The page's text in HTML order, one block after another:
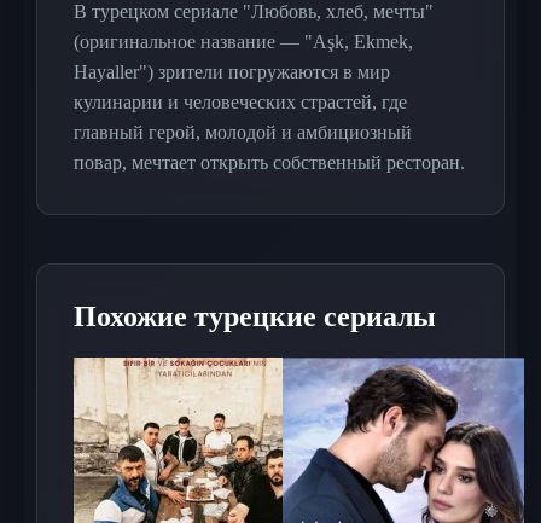
В турецком сериале "Любовь, хлеб, мечты"
(оригинальное название — "Aşk, Ekmek,
Hayaller") зрители погружаются в мир
кулинарии и человеческих страстей, где
главный герой, молодой и амбициозный
повар, мечтает открыть собственный ресторан.
на пути к успеху его ждут не только радости,
под сомнение его мечты и отношения.
Сюжет разворачивается на фоне конкуренции
в мире гастрономии, где главный герой
сталкивается с завистью и интригами со
стороны коллег, а также с непредсказуемыми
Похожие турецкие сериалы